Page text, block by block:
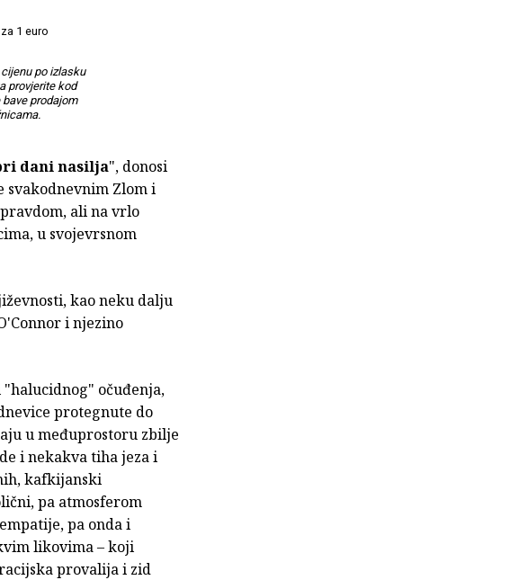
1 euro
po izlasku
provjerite kod
prodajom
dani nasilja", donosi
svakodnevnim Zlom i
ali na vrlo
u svojevrsnom
kao neku dalju
i njezino
očuđenja,
protegnute do
u međuprostoru zbilje
i nekakva tiha jeza i
kafkijanski
pa atmosferom
pa onda i
likovima – koji
provalija i zid